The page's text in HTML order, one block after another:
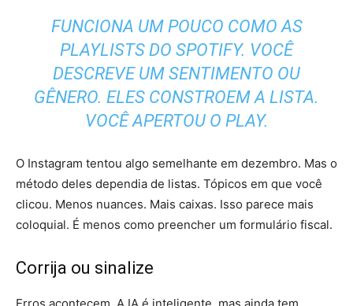
FUNCIONA UM POUCO COMO AS
PLAYLISTS DO SPOTIFY. VOCÊ
DESCREVE UM SENTIMENTO OU
GÊNERO. ELES CONSTROEM A LISTA.
VOCÊ APERTOU O PLAY.
O Instagram tentou algo semelhante em dezembro. Mas o
método deles dependia de listas. Tópicos em que você
clicou. Menos nuances. Mais caixas. Isso parece mais
coloquial. É menos como preencher um formulário fiscal.
Corrija ou sinalize